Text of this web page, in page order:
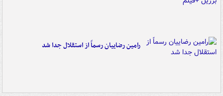
رامین رضاییان رسماً از استقلال جدا شد